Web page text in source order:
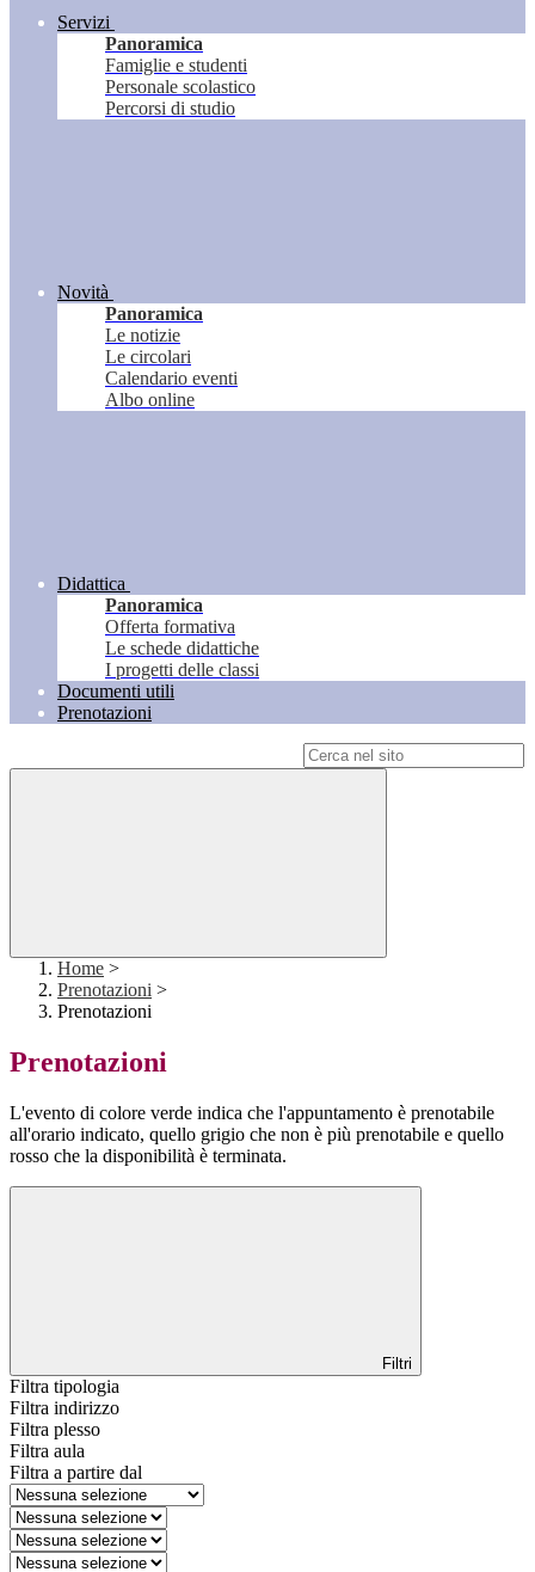
Servizi
Panoramica
Famiglie e studenti
Personale scolastico
Percorsi di studio
Novità
Panoramica
Le notizie
Le circolari
Calendario eventi
Albo online
Didattica
Panoramica
Offerta formativa
Le schede didattiche
I progetti delle classi
Documenti utili
Prenotazioni
Home >
Prenotazioni >
Prenotazioni
Prenotazioni
L'evento di colore verde indica che l'appuntamento è prenotabile
all'orario indicato, quello grigio che non è più prenotabile e quello
rosso che la disponibilità è terminata.
Filtri
Filtra tipologia
Filtra indirizzo
Filtra plesso
Filtra aula
Filtra a partire dal